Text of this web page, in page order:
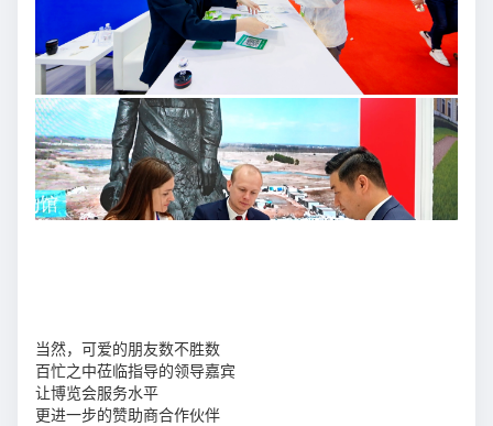
当然，可爱的朋友数不胜数
百忙之中莅临指导的领导嘉宾
让博览会服务水平
更进一步的赞助商合作伙伴